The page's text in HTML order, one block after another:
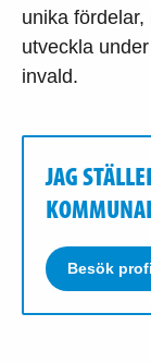
unika
utveckla
invald.
JAG
Besök